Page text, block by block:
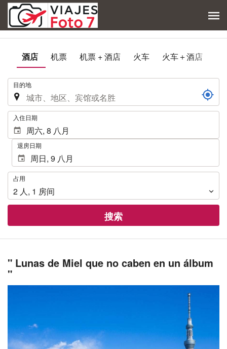
酒店 机票 机票 + 酒店 火车 火车＋酒店
. 目的地
. 入住日期
退房日期
占
用
占用
2 人 , 1 房间
搜索
" Lunas de Miel que no caben en un álbum
"